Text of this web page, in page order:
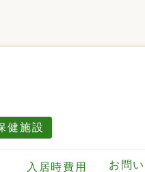
健施設
入居時費用 お問